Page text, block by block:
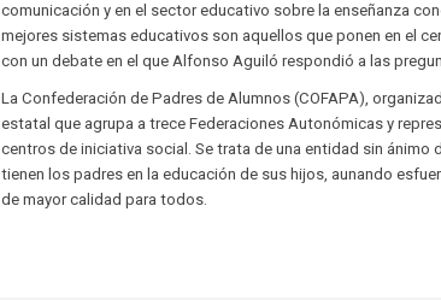
comunicación y en el sector educativo sobre la enseñanza
mejores sistemas educativos son aquellos que ponen en el
con un debate en el que Alfonso Aguiló respondió a las
La Confederación de Padres de Alumnos (COFAPA),
estatal que agrupa a trece Federaciones Autonómicas y
centros de iniciativa social. Se trata de una entidad sin
tienen los padres en la educación de sus hijos, aunando
de mayor calidad para todos.